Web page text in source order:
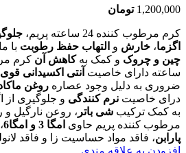
1,200,000 تومان
کرم مرطوب کننده 24 ساعته پریم،
اگزما، خارش و التهاب حفظ رطوبت با
چین و چروک و کمک بهکاهش آن
ساعته دارای خاصیت آنتی اکسیدانی قوی
ضروری به دلیل وجود عصاره روغن
درای خاصیت نرم کنندگی و جلوگیری از
به کمک ترکیب شی باتر ، روعن نارگیل و
مرطوب کننده پریم حاوی امگا 3 و امگا6 ،
پارابن، فاقد مواد حساسیت زا و فاقد